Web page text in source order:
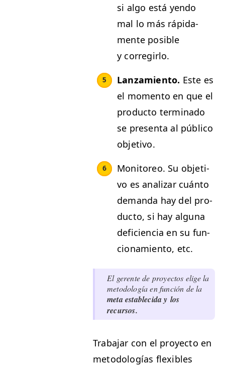
si algo está yen­do
mal lo más ráp­i­da­
mente posi­ble
y corregirlo.
Lan­za­mien­to. Este es
el momen­to en que el
pro­duc­to ter­mi­na­do
se pre­sen­ta al públi­co
objetivo.
Mon­i­toreo. Su obje­ti­
vo es analizar cuán­to
deman­da hay del pro­
duc­to, si hay algu­na
defi­cien­cia en su fun­
cionamien­to, etc.
El ger­ente de proyec­tos elige la
metodología en fun­ción de la
meta estable­ci­da y los
recursos.
Tra­ba­jar con el proyec­to en
metodologías flex­i­bles